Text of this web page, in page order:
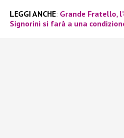
LEGGI ANCHE: Grande Fratello,
Signorini si farà a una